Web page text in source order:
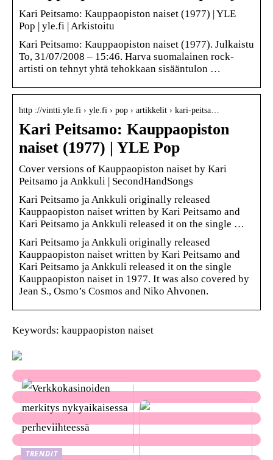
Kari Peitsamo: Kauppaopiston naiset (1977) | YLE
Pop | yle.fi | Arkistoitu
Kari Peitsamo: Kauppaopiston naiset (1977). Julkaistu
To, 31/07/2008 – 15:46. Harva suomalainen rock-
artisti on tehnyt yhtä tehokkaan sisääntulon …
http ://vintti.yle.fi › yle.fi › pop › artikkelit › kari-peitsa…
Kari Peitsamo: Kauppaopiston
naiset (1977) | YLE Pop
Cover versions of Kauppaopiston naiset by Kari
Peitsamo ja Ankkuli | SecondHandSongs
Kari Peitsamo ja Ankkuli originally released
Kauppaopiston naiset written by Kari Peitsamo and
Kari Peitsamo ja Ankkuli released it on the single …
Kari Peitsamo ja Ankkuli originally released
Kauppaopiston naiset written by Kari Peitsamo and
Kari Peitsamo ja Ankkuli released it on the single
Kauppaopiston naiset in 1977. It was also covered by
Jean S., Osmo’s Cosmos and Niko Ahvonen.
Keywords: kauppaopiston naiset
TRENDIT